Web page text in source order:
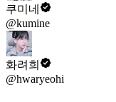
쿠미네
@kumine
화려희
@hwaryeohi